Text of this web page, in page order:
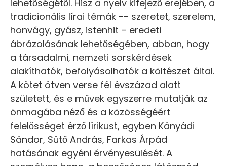
lehetőségétől. Hisz a nyelv kifejező erejében, a
tradicionális lírai témák -- szeretet, szerelem,
honvágy, gyász, istenhit – eredeti
ábrázolásának lehetőségében, abban, hogy
a társadalmi, nemzeti sorskérdések
alakíthatók, befolyásolhatók a költészet által.
A kötet ötven verse fél évszázad alatt
született, és e művek egyszerre mutatják az
önmagába néző és a közösségéért
felelősséget érző lírikust, egyben Kányádi
Sándor, Sütő András, Farkas Árpád
hatásának egyéni érvényesülését. A